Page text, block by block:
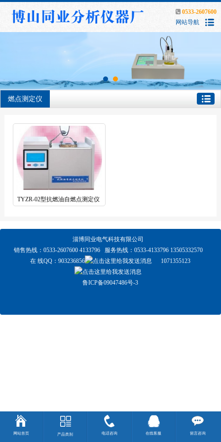
0533-2607600
网站导航
燃点测定仪
TYZR-02型抗燃油自燃点测定仪
淄博同业电气科技有限公司
销售热线：0533-2607600 4133796 服务热线：0533-4133796 13505332570
在 线QQ：903236856 1071355123
鲁ICP备09047486号-3
网站首页 产品类别 电话咨询 在线客服 留言咨询